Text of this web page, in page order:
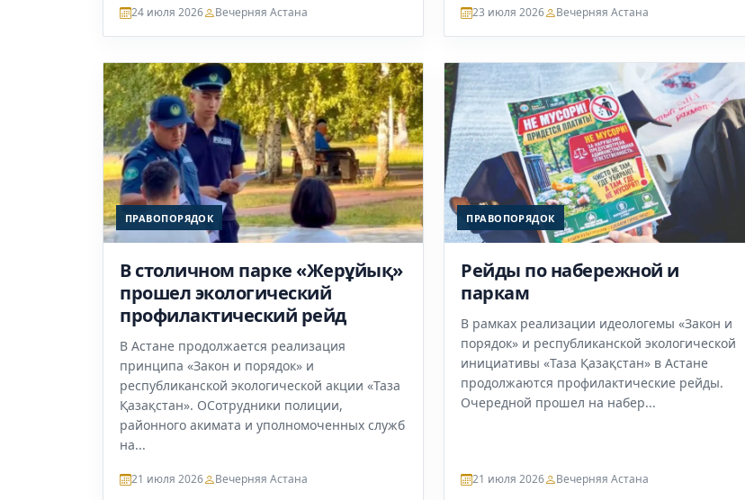
24 июля 2026 Вечерняя Астана 23 июля 2026 Вечерняя Астана
ПРАВОПОРЯДОК
В столичном парке «Жерұйық»
прошел экологический
профилактический рейд
В Астане продолжается реализация
принципа «Закон и порядок» и
республиканской экологической акции «Таза
Қазақстан». ОСотрудники полиции,
районного акимата и уполномоченных служб
на...
21 июля 2026 Вечерняя Астана
ПРАВОПОРЯДОК
Рейды по набережной и
паркам
В рамках реализации идеологемы «Закон и
порядок» и республиканской экологической
инициативы «Таза Қазақстан» в Астане
продолжаются профилактические рейды.
Очередной прошел на набер...
21 июля 2026 Вечерняя Астана